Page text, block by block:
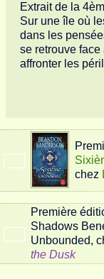
Extrait de la
Sur une île où
dans les
se retrouve
affronter les
chez
Première
Shadows
Unbounded,
the Dusk